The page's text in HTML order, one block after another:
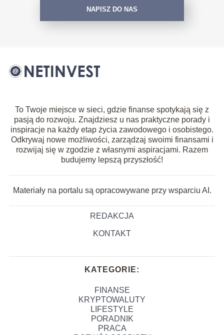
NAPISZ DO NAS
To Twoje miejsce w sieci, gdzie finanse spotykają się z
pasją do rozwoju. Znajdziesz u nas praktyczne porady i
inspiracje na każdy etap życia zawodowego i osobistego.
Odkrywaj nowe możliwości, zarządzaj swoimi finansami i
rozwijaj się w zgodzie z własnymi aspiracjami. Razem
budujemy lepszą przyszłość!
Materiały na portalu są opracowywane przy wsparciu AI.
REDAKCJA
KONTAKT
KATEGORIE:
FINANSE
KRYPTOWALUTY
LIFESTYLE
PORADNIK
PRACA